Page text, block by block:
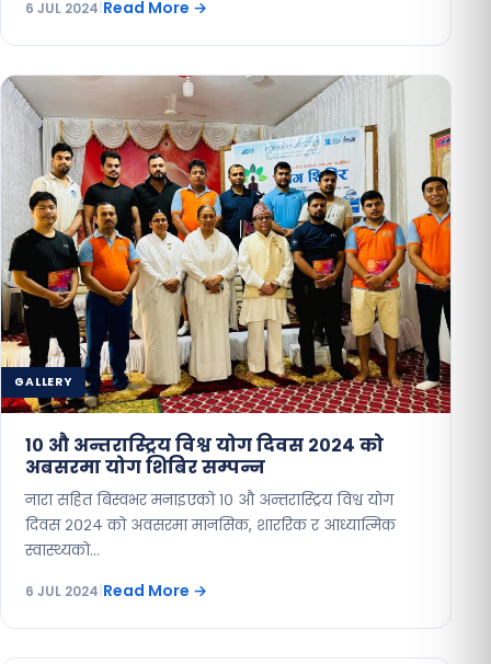
6 JUL 2024 Read More →
GALLERY
१० औ अन्तरास्ट्रिय विश्व योग दिवस २०२४ को
अबसरमा योग शिबिर सम्पन्न
नारा सहित बिस्वभर मनाइएको १० औ अन्तरास्ट्रिय विश्व योग
दिवस २०२४ को अवसरमा मानसिक, शाररिक र आध्यात्मिक
स्वास्थ्यको…
6 JUL 2024 Read More →
JC OF THE MONTH